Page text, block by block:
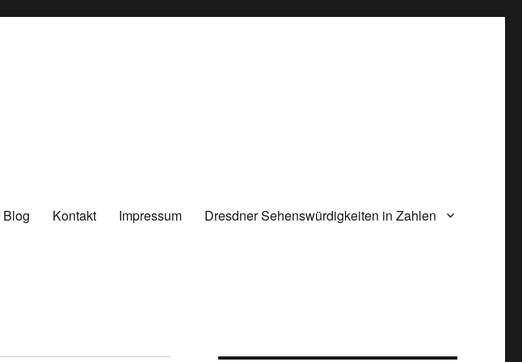
Blog Kontakt Impressum
Dresdner Sehenswürdigkeiten in Zahlen